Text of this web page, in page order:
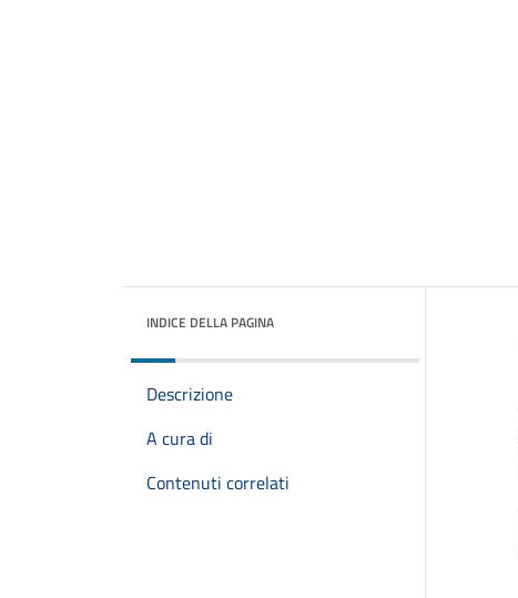
INDICE DELLA PAGINA
Descrizione
A cura di
Contenuti correlati